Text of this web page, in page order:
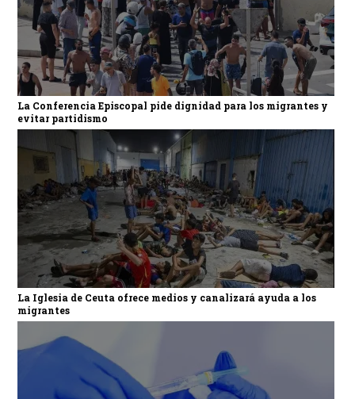
La Conferencia Episcopal pide dignidad para los migrantes y
evitar partidismo
La Iglesia de Ceuta ofrece medios y canalizará ayuda a los
migrantes